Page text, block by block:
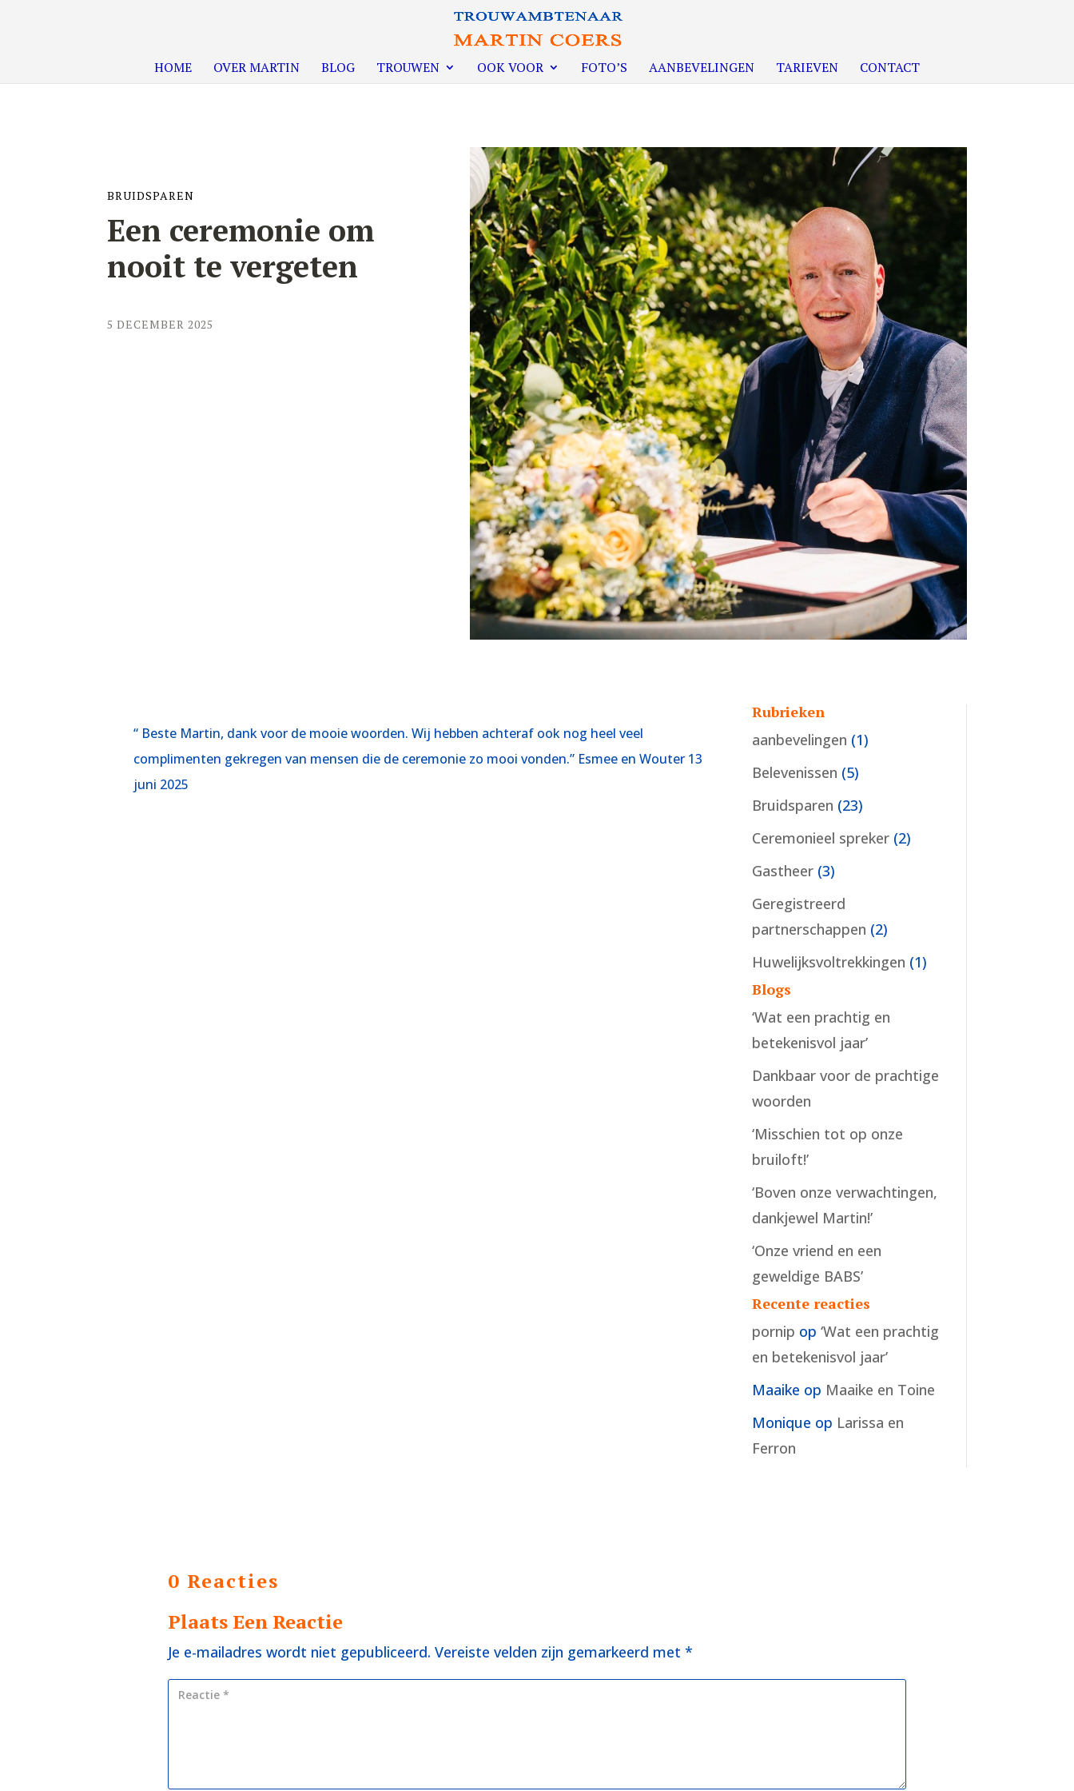
HOME OVER MARTIN BLOG TROUWEN OOK VOOR FOTO’S AANBEVELINGEN TARIEVEN CONTACT
BRUIDSPAREN
Een ceremonie om
nooit te vergeten
5 DECEMBER 2025
“ Beste Martin, dank voor de mooie woorden. Wij hebben achteraf ook nog heel veel
complimenten gekregen van mensen die de ceremonie zo mooi vonden.” Esmee en Wouter 13
juni 2025
Rubrieken
aanbevelingen (1)
Belevenissen (5)
Bruidsparen (23)
Ceremonieel spreker(2)
Gastheer(3)
Geregistreerd
partnerschappen (2)
Huwelijksvoltrekkingen (1)
Blogs
‘Wat een prachtig en
betekenisvol jaar’
Dankbaar voor de prachtige
woorden
‘Misschien tot op onze
bruiloft!’
‘Boven onze verwachtingen,
dankjewel Martin!’
‘Onze vriend en een
geweldige BABS’
Recente reacties
pornip op ‘Wat een prachtig
en betekenisvol jaar’
Maaike op Maaike en Toine
Monique op Larissa en
Ferron
0 Reacties
Plaats Een Reactie
Je e-mailadres wordt niet gepubliceerd. Vereiste velden zijn gemarkeerd met *